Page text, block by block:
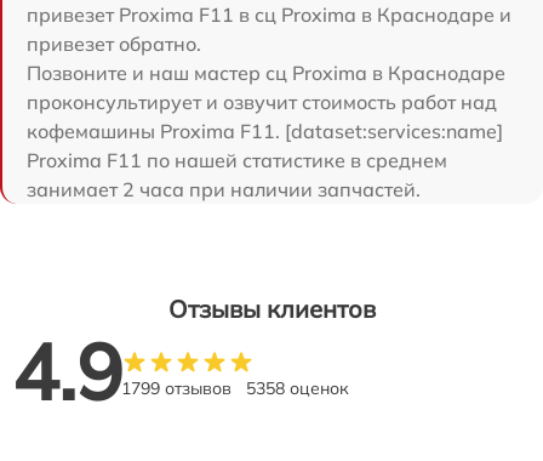
привезет Proxima F11 в сц Proxima в Краснодаре и
привезет обратно.
Позвоните и наш мастер сц Proxima в Краснодаре
проконсультирует и озвучит стоимость работ над
кофемашины Proxima F11. [dataset:services:name]
Proxima F11 по нашей статистике в среднем
занимает 2 часа при наличии запчастей.
Отзывы клиентов
4.91799 отзывов 5358 оценок